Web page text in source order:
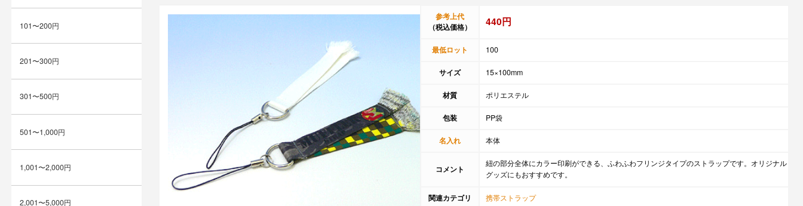
参考上代
（税込価格）
440円
最低ロット 100
サイズ 15×100mm
材質 ポリエステル
包装 PP袋
名入れ 本体
コメント
紐の部分全体にカラー印刷ができる、ふわふわフリンジタイプのストラップです。オリジナル
グッズにもおすすめです。
関連カテゴリ 携帯ストラップ
101〜200円
201〜300円
301〜500円
501〜1,000円
1,001〜2,000円
2,001〜5,000円